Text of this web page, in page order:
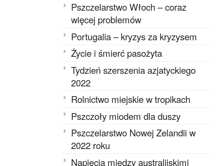
Pszczelarstwo Włoch – coraz
więcej problemów
Portugalia – kryzys za kryzysem
Życie i śmierć pasożyta
Tydzień szerszenia azjatyckiego
2022
Rolnictwo miejskie w tropikach
Pszczoły miodem dla duszy
Pszczelarstwo Nowej Zelandii w
2022 roku
Napięcia między australijskimi